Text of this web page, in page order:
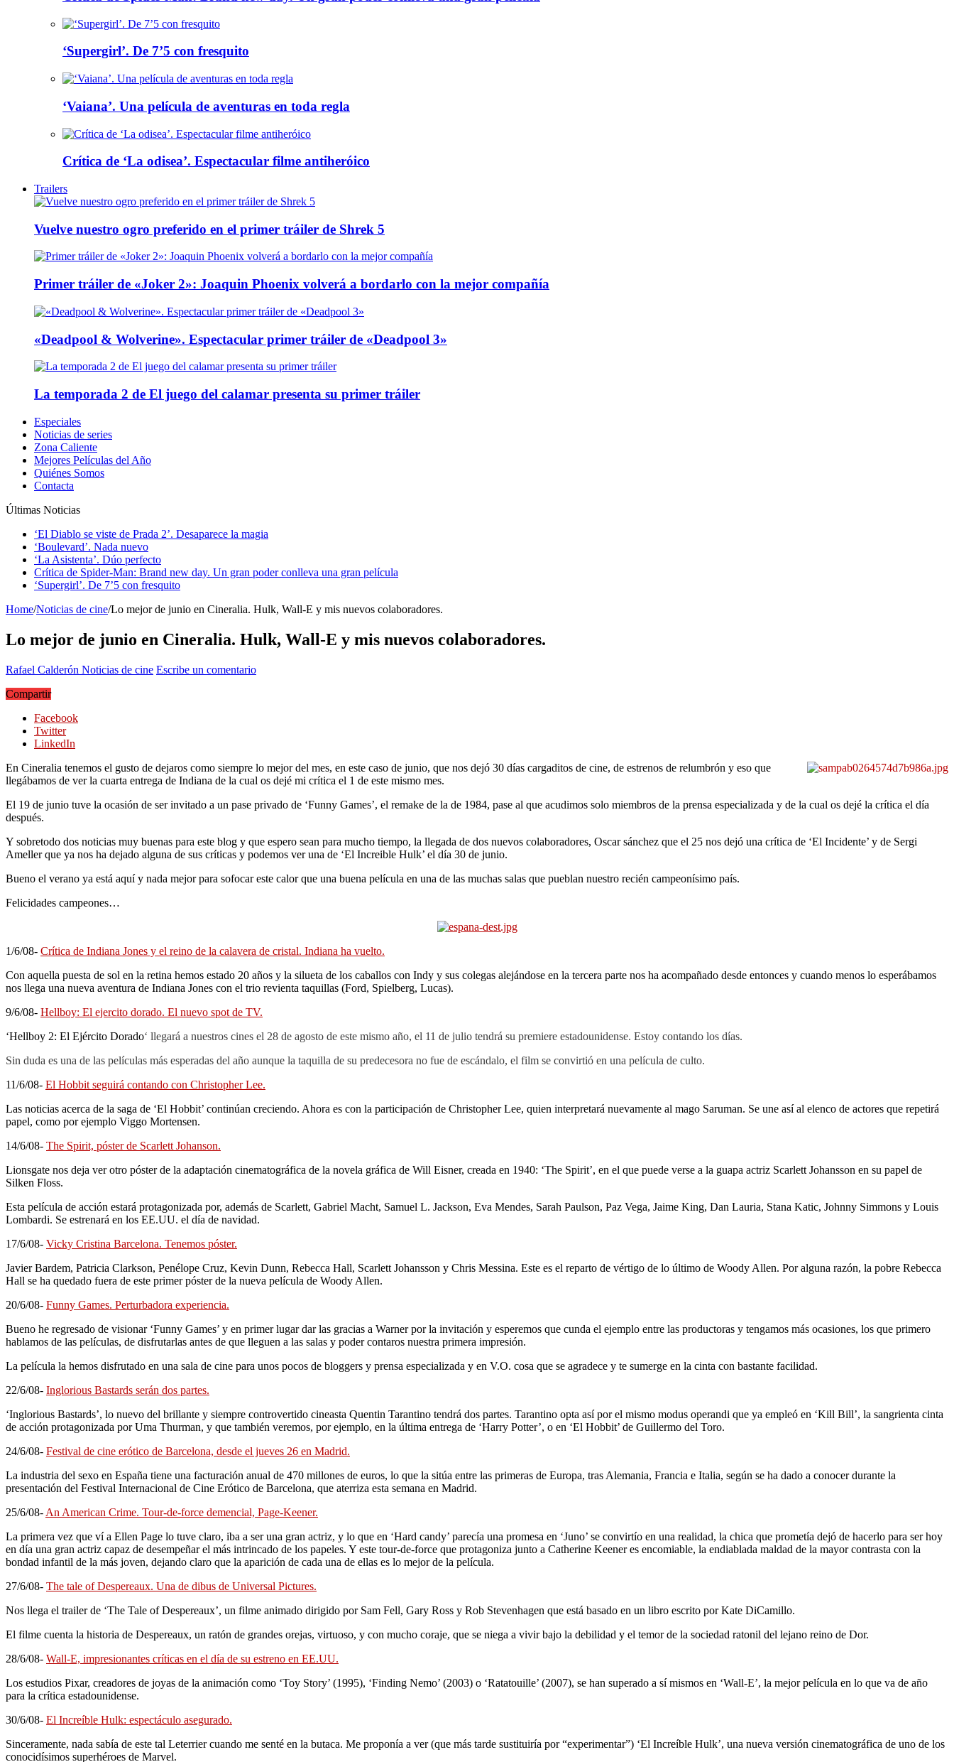
‘Supergirl’. De 7’5 con fresquito
‘Vaiana’. Una película de aventuras en toda regla
Crítica de ‘La odisea’. Espectacular filme antiheróico
Trailers
Vuelve nuestro ogro preferido en el primer tráiler de Shrek 5
Primer tráiler de «Joker 2»: Joaquin Phoenix volverá a bordarlo con la mejor compañía
«Deadpool & Wolverine». Espectacular primer tráiler de «Deadpool 3»
La temporada 2 de El juego del calamar presenta su primer tráiler
Especiales
Noticias de series
Zona Caliente
Mejores Películas del Año
Quiénes Somos
Contacta
Últimas Noticias
‘El Diablo se viste de Prada 2’. Desaparece la magia
‘Boulevard’. Nada nuevo
‘La Asistenta’. Dúo perfecto
Crítica de Spider-Man: Brand new day. Un gran poder conlleva una gran película
‘Supergirl’. De 7’5 con fresquito
Home/Noticias de cine/Lo mejor de junio en Cineralia. Hulk, Wall-E y mis nuevos colaboradores.
Lo mejor de junio en Cineralia. Hulk, Wall-E y mis nuevos colaboradores.
Rafael Calderón Noticias de cine Escribe un comentario
Compartir
Facebook
Twitter
LinkedIn
En Cineralia tenemos el gusto de dejaros como siempre lo mejor del mes, en este caso de junio, que nos dejó 30 días cargaditos de cine, de estrenos de relumbrón y eso que
llegábamos de ver la cuarta entrega de Indiana de la cual os dejé mi crítica el 1 de este mismo mes.
El 19 de junio tuve la ocasión de ser invitado a un pase privado de ‘Funny Games’, el remake de la de 1984, pase al que acudimos solo miembros de la prensa especializada y de la cual os dejé la crítica el día
después.
Y sobretodo dos noticias muy buenas para este blog y que espero sean para mucho tiempo, la llegada de dos nuevos colaboradores, Oscar sánchez que el 25 nos dejó una crítica de ‘El Incidente’ y de Sergi
Ameller que ya nos ha dejado alguna de sus críticas y podemos ver una de ‘El Increible Hulk’ el día 30 de junio.
Bueno el verano ya está aquí y nada mejor para sofocar este calor que una buena película en una de las muchas salas que pueblan nuestro recién campeonísimo país.
Felicidades campeones…
1/6/08- Crítica de Indiana Jones y el reino de la calavera de cristal. Indiana ha vuelto.
Con aquella puesta de sol en la retina hemos estado 20 años y la silueta de los caballos con Indy y sus colegas alejándose en la tercera parte nos ha acompañado desde entonces y cuando menos lo esperábamos
nos llega una nueva aventura de Indiana Jones con el trio revienta taquillas (Ford, Spielberg, Lucas).
9/6/08- Hellboy: El ejercito dorado. El nuevo spot de TV.
‘Hellboy 2: El Ejército Dorado‘ llegará a nuestros cines el 28 de agosto de este mismo año, el 11 de julio tendrá su premiere estadounidense. Estoy contando los días.
Sin duda es una de las películas más esperadas del año aunque la taquilla de su predecesora no fue de escándalo, el film se convirtió en una película de culto.
11/6/08- El Hobbit seguirá contando con Christopher Lee.
Las noticias acerca de la saga de ‘El Hobbit’ continúan creciendo. Ahora es con la participación de Christopher Lee, quien interpretará nuevamente al mago Saruman. Se une así al elenco de actores que repetirá
papel, como por ejemplo Viggo Mortensen.
14/6/08- The Spirit, póster de Scarlett Johanson.
Lionsgate nos deja ver otro póster de la adaptación cinematográfica de la novela gráfica de Will Eisner, creada en 1940: ‘The Spirit’, en el que puede verse a la guapa actriz Scarlett Johansson en su papel de
Silken Floss.
Esta película de acción estará protagonizada por, además de Scarlett, Gabriel Macht, Samuel L. Jackson, Eva Mendes, Sarah Paulson, Paz Vega, Jaime King, Dan Lauria, Stana Katic, Johnny Simmons y Louis
Lombardi. Se estrenará en los EE.UU. el día de navidad.
17/6/08- Vicky Cristina Barcelona. Tenemos póster.
Javier Bardem, Patricia Clarkson, Penélope Cruz, Kevin Dunn, Rebecca Hall, Scarlett Johansson y Chris Messina. Este es el reparto de vértigo de lo último de Woody Allen. Por alguna razón, la pobre Rebecca
Hall se ha quedado fuera de este primer póster de la nueva película de Woody Allen.
20/6/08- Funny Games. Perturbadora experiencia.
Bueno he regresado de visionar ‘Funny Games’ y en primer lugar dar las gracias a Warner por la invitación y esperemos que cunda el ejemplo entre las productoras y tengamos más ocasiones, los que primero
hablamos de las películas, de disfrutarlas antes de que lleguen a las salas y poder contaros nuestra primera impresión.
La película la hemos disfrutado en una sala de cine para unos pocos de bloggers y prensa especializada y en V.O. cosa que se agradece y te sumerge en la cinta con bastante facilidad.
22/6/08- Inglorious Bastards serán dos partes.
‘Inglorious Bastards’, lo nuevo del brillante y siempre controvertido cineasta Quentin Tarantino tendrá dos partes. Tarantino opta así por el mismo modus operandi que ya empleó en ‘Kill Bill’, la sangrienta cinta
de acción protagonizada por Uma Thurman, y que también veremos, por ejemplo, en la última entrega de ‘Harry Potter’, o en ‘El Hobbit’ de Guillermo del Toro.
24/6/08- Festival de cine erótico de Barcelona, desde el jueves 26 en Madrid.
La industria del sexo en España tiene una facturación anual de 470 millones de euros, lo que la sitúa entre las primeras de Europa, tras Alemania, Francia e Italia, según se ha dado a conocer durante la
presentación del Festival Internacional de Cine Erótico de Barcelona, que aterriza esta semana en Madrid.
25/6/08- An American Crime. Tour-de-force demencial, Page-Keener.
La primera vez que ví a Ellen Page lo tuve claro, iba a ser una gran actriz, y lo que en ‘Hard candy’ parecía una promesa en ‘Juno’ se convirtío en una realidad, la chica que prometía dejó de hacerlo para ser hoy
en día una gran actriz capaz de desempeñar el más intrincado de los papeles. Y este tour-de-force que protagoniza junto a Catherine Keener es encomiable, la endiablada maldad de la mayor contrasta con la
bondad infantil de la más joven, dejando claro que la aparición de cada una de ellas es lo mejor de la película.
27/6/08- The tale of Despereaux. Una de dibus de Universal Pictures.
Nos llega el trailer de ‘The Tale of Despereaux’, un filme animado dirigido por Sam Fell, Gary Ross y Rob Stevenhagen que está basado en un libro escrito por Kate DiCamillo.
El filme cuenta la historia de Despereaux, un ratón de grandes orejas, virtuoso, y con mucho coraje, que se niega a vivir bajo la debilidad y el temor de la sociedad ratonil del lejano reino de Dor.
28/6/08- Wall-E, impresionantes críticas en el día de su estreno en EE.UU.
Los estudios Pixar, creadores de joyas de la animación como ‘Toy Story’ (1995), ‘Finding Nemo’ (2003) o ‘Ratatouille’ (2007), se han superado a sí mismos en ‘Wall-E’, la mejor película en lo que va de año
para la crítica estadounidense.
30/6/08- El Increíble Hulk: espectáculo asegurado.
Sinceramente, nada sabía de este tal Leterrier cuando me senté en la butaca. Me proponía a ver (que más tarde sustituiría por “experimentar”) ‘El Increíble Hulk’, una nueva versión cinematográfica de uno de los
conocidísimos superhéroes de Marvel.